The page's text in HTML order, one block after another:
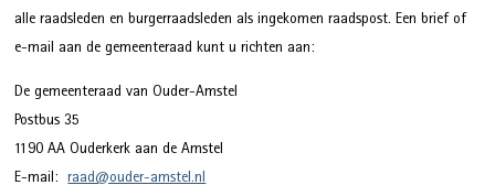
alle raadsleden en burgerraadsleden als ingekomen raadspost. Een brief of
e-mail aan de gemeenteraad kunt u richten aan:
De gemeenteraad van Ouder-Amstel
Postbus 35
1190 AA Ouderkerk aan de Amstel
E-mail:raad@ouder-amstel.nl